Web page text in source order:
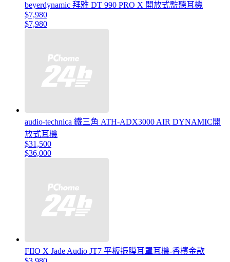
beyerdynamic 拜雅 DT 990 PRO X 開放式監聽耳機
$7,980
$7,980
audio-technica 鐵三角 ATH-ADX3000 AIR DYNAMIC開
放式耳機
$31,500
$36,000
FIIO X Jade Audio JT7 平板振膜耳罩耳機-香檳金款